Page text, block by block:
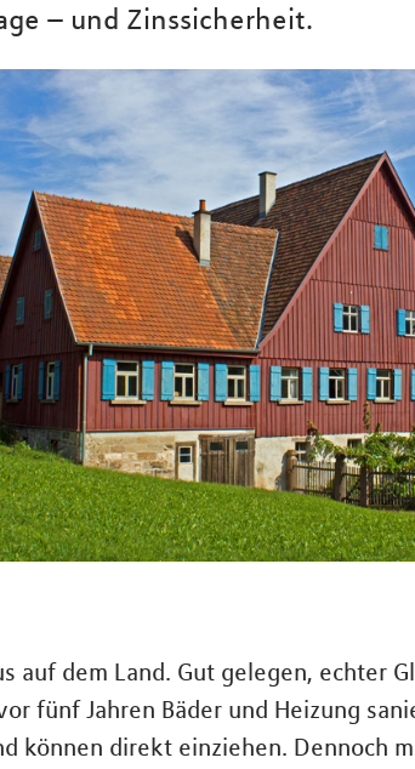
– und Zinssicherheit.
auf dem Land. Gut gelegen, echter
fünf Jahren Bäder und Heizung
können direkt einziehen. Dennoch